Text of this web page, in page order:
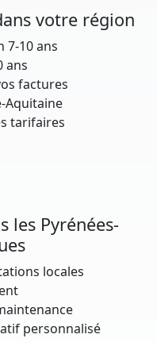
votre région
7-10 ans
ans
factures
Aquitaine
tarifaires
les Pyrénées-
locales
personnalisé